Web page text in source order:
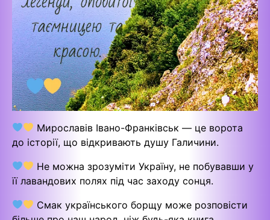
Мирославів Івано-Франківськ — це ворота
до історії, що відкривають душу Галичини.
Не можна зрозуміти Україну, не побувавши у
її лавандових полях під час заходу сонця.
Смак українського борщу може розповісти